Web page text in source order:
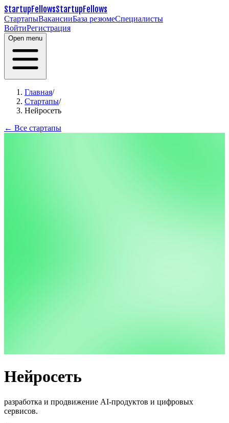
StartupFellowsStartupFellows
СтартапыВакансииБаза резюмеСпециалисты
ВойтиРегистрация
Open menu
Главная/
Стартапы/
Нейросеть
← Все стартапы
Нейросеть
разработка и продвижение AI-продуктов и цифровых
сервисов.